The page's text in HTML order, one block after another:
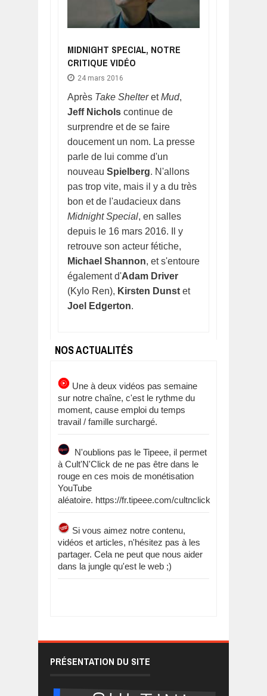
MIDNIGHT SPECIAL, NOTRE
CRITIQUE VIDÉO
24 mars 2016
Après Take ShelteretMud,
Jeff Nichols continue de
surprendre et de se faire
doucement un nom. La presse
parle de lui comme d'un
nouveau Spielberg. N'allons
pas trop vite, mais il y a du très
bon et de l'audacieux dans
Midnight Special, en salles
depuis le 16 mars 2016. Il y
retrouve son acteur fétiche,
Michael Shannon, et s'entoure
également d'Adam Driver
(Kylo Ren), Kirsten Dunst et
Joel Edgerton.
NOS ACTUALITÉS
Une à deux vidéos pas semaine
sur notre chaîne, c'est le rythme du
moment, cause emploi du temps
travail / famille surchargé.
N'oublions pas le Tipeee, il permet
à Cult'N'Click de ne pas être dans le
rouge en ces mois de monétisation
YouTube
aléatoire. https://fr.tipeee.com/cultnclick
Si vous aimez notre contenu,
vidéos et articles, n'hésitez pas à les
partager. Cela ne peut que nous aider
dans la jungle qu'est le web ;)
PRÉSENTATION DU SITE